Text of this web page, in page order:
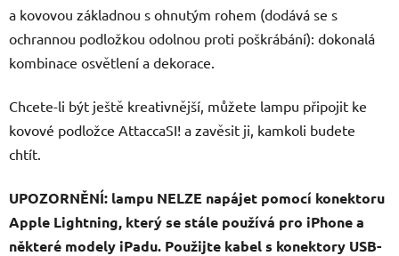
a kovovou základnou s ohnutým rohem (dodává se s
ochrannou podložkou odolnou proti poškrábání): dokonalá
kombinace osvětlení a dekorace.
Chcete-li být ještě kreativnější, můžete lampu připojit ke
kovové podložce AttaccaSI! a zavěsit ji, kamkoli budete
chtít.
UPOZORNĚNÍ: lampu NELZE napájet pomocí konektoru
Apple Lightning, který se stále používá pro iPhone a
některé modely iPadu. Použijte kabel s konektory USB-